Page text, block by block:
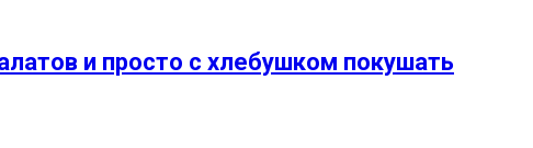
и просто с хлебушком покушать